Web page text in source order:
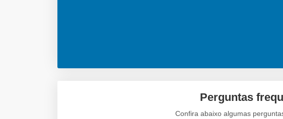
Perguntas
Confira abaixo algumas